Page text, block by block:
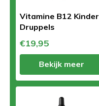
Vitamine B12 Kinder
Druppels
€19,95
Bekijk meer